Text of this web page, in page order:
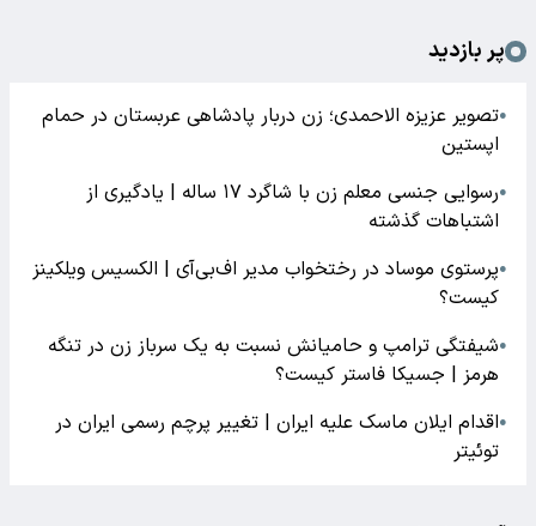
پر بازدید
●تصویر عزیزه الاحمدی؛ زن دربار پادشاهی عربستان در حمام
اپستین
●
رسوایی جنسی معلم زن با شاگرد ۱۷ ساله | یادگیری از
اشتباهات گذشته
●پرستوی موساد در رختخواب مدیر اف‌بی‌آی | الکسیس ویلکینز
کیست؟
●شیفتگی ترامپ و حامیانش نسبت به یک سرباز زن در تنگه
هرمز | جسیکا فاستر کیست؟
●اقدام ایلان ماسک علیه ایران | تغییر پرچم رسمی ایران در
توئیتر